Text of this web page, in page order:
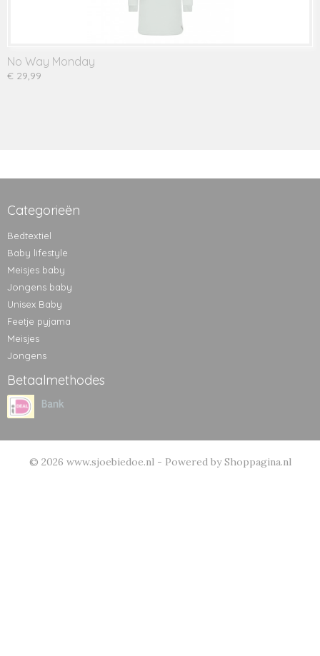
No Way Monday
€ 29,99
Categorieën
Bedtextiel
Baby lifestyle
Meisjes baby
Jongens baby
Unisex Baby
Feetje pyjama
Meisjes
Jongens
Betaalmethodes
© 2026 www.sjoebiedoe.nl - Powered by Shoppagina.nl